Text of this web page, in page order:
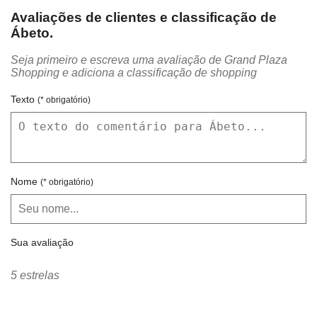
Avaliações de clientes e classificação de
Ábeto.
Seja primeiro e escreva uma avaliação de Grand Plaza
Shopping e adiciona a classificação de shopping
Texto (* obrigatório)
Nome (* obrigatório)
Sua avaliação
5 estrelas